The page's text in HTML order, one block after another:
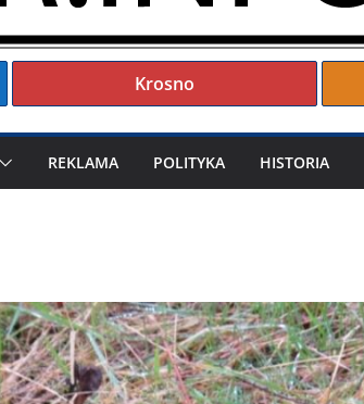
Krosno
REKLAMA POLITYKA HISTORIA